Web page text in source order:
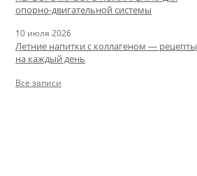
опорно-двигательной системы
10 июля 2026
Летние напитки с коллагеном — рецепты
на каждый день
Все записи